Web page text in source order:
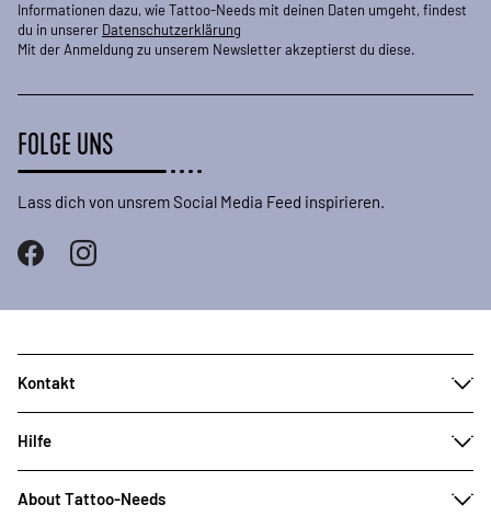
Informationen dazu, wie Tattoo-Needs mit deinen Daten umgeht, findest
du in unserer Datenschutzerklärung
Mit der Anmeldung zu unserem Newsletter akzeptierst du diese.
FOLGE UNS
Lass dich von unsrem Social Media Feed inspirieren.
Kontakt
Hilfe
About Tattoo-Needs